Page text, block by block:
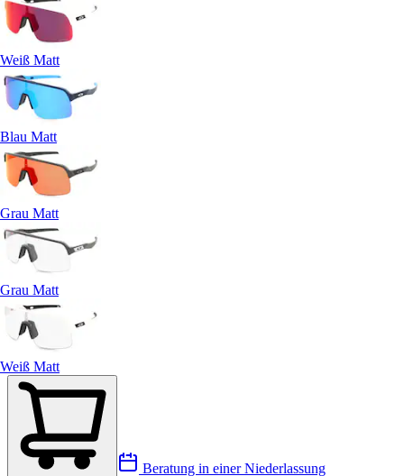
Weiß Matt
Blau Matt
Grau Matt
Grau Matt
Weiß Matt
Beratung in einer Niederlassung